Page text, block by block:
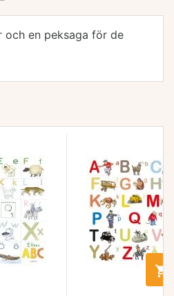
och en peksaga för de
